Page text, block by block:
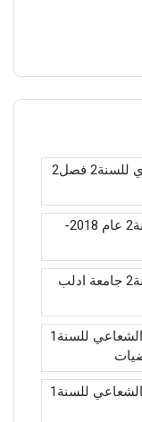
اسئلة اختبار عملي في التحليل العددي للسنة2 فصل2
اسئلة اختبار في التحليل العددي للسنة2 عام 2018-
اسئلة اختبار في التحليل العددي للسنة2 جامعة ادلب
اسئلة اختبار عملي في مادة التحليل الشعاعي للسنة1
اسئلة اختبار عملي في مادة التحليل الشعاعي للسنة1